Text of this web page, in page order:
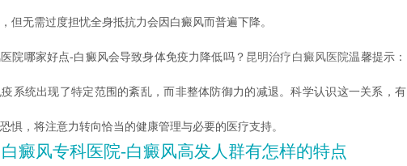
但无需过度担忧全身抵抗力会因白癜风而普遍下降。
哪家好点-白癜风会导致身体免疫力降低吗？ 昆明治疗白癜风医院温馨提示：
系统出现了特定范围的紊乱，而非整体防御力的减退。科学认识这一关系，有
惧，将注意力转向恰当的健康管理与必要的医疗支持。
癜风专科医院-白癜风高发人群有怎样的特点